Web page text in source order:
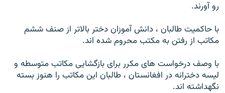
رو آورند.
با حاکمیت طالبان ، دانش آموزان دختر بالاتر از صنف ششم
مکاتب از رفتن به مکتب محروم شده اند.
با وصف درخواست های مکرر برای بازگشایی مکاتب متوسطه و
لیسه دخترانه در افغانستان ، طالبان این مکاتب را هنوز بسته
نگهداشته اند.